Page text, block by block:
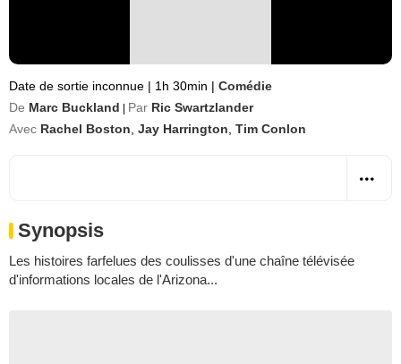
Date de sortie inconnue | 1h 30min | Comédie
De Marc Buckland Par Ric Swartzlander
Avec Rachel Boston Jay Harrington Tim Conlon
Synopsis
Les histoires farfelues des coulisses d'une chaîne télévisée
d'informations locales de l'Arizona...